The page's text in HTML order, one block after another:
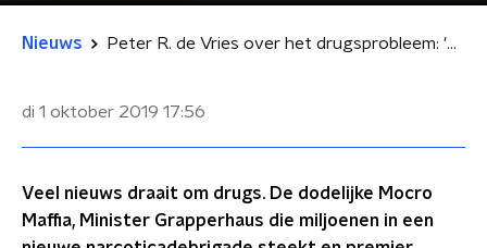
Nieuws Peter R. de Vries over het drugsprobleem: 'De politiek houdt het in stand'
di 1 oktober 2019 17:56
Veel nieuws draait om drugs. De dodelijke Mocro
Maffia, Minister Grapperhaus die miljoenen in een